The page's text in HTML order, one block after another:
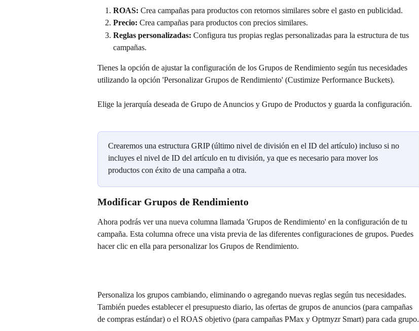
ROAS: Crea campañas para productos con retornos similares sobre el gasto en publicidad.
Precio: Crea campañas para productos con precios similares.
Reglas personalizadas: Configura tus propias reglas personalizadas para la estructura de tus
campañas.
Tienes la opción de ajustar la configuración de los Grupos de Rendimiento según tus necesidades
utilizando la opción 'Personalizar Grupos de Rendimiento' (Custimize Performance Buckets).
Elige la jerarquía deseada de Grupo de Anuncios y Grupo de Productos y guarda la configuración.
Crearemos una estructura GRIP (último nivel de división en el ID del artículo) incluso si no
incluyes el nivel de ID del artículo en tu división, ya que es necesario para mover los
productos con éxito de una campaña a otra.
Modificar Grupos de Rendimiento
Ahora podrás ver una nueva columna llamada 'Grupos de Rendimiento' en la configuración de tu
campaña. Esta columna ofrece una vista previa de las diferentes configuraciones de grupos. Puedes
hacer clic en ella para personalizar los Grupos de Rendimiento.
Personaliza los grupos cambiando, eliminando o agregando nuevas reglas según tus necesidades.
También puedes establecer el presupuesto diario, las ofertas de grupos de anuncios (para campañas
de compras estándar) o el ROAS objetivo (para campañas PMax y Optmyzr Smart) para cada grupo.